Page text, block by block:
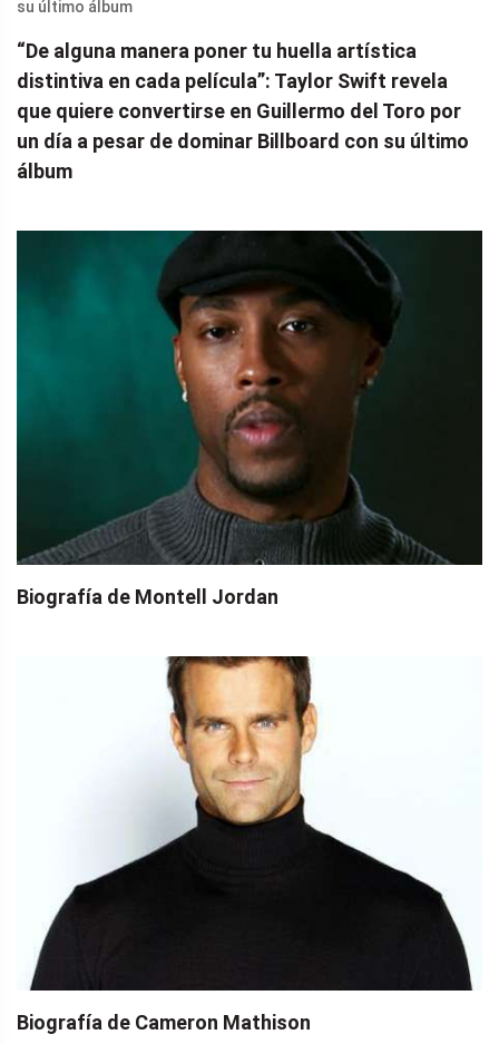
“De alguna manera poner tu huella artística
distintiva en cada película”: Taylor Swift revela
que quiere convertirse en Guillermo del Toro por
un día a pesar de dominar Billboard con su último
álbum
Biografía de Montell Jordan
Biografía de Cameron Mathison